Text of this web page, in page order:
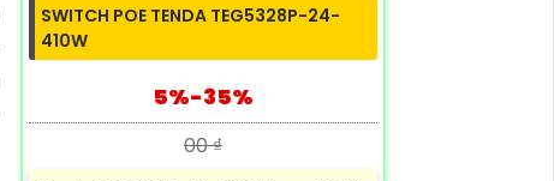
SWITCH POE TENDA TEG5328P-24-
410W
5%-35%
00 ₫